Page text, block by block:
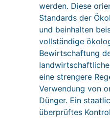
werden. Diese
Standards der
und beinhalten
vollständige
Bewirtschaftung
eine strengere
Verwendung von
Dünger. Ein
überprüftes